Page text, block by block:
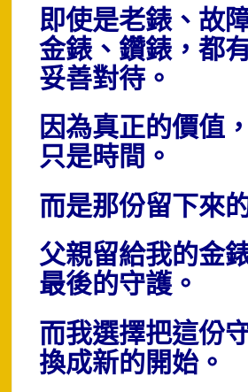
即使是老錶、故
金錶、鑽錶，都
妥善對待。
因為真正的價值
只是時間。
而是那份留下來
父親留給我的金
最後的守護。
而我選擇把這份
換成新的開始。